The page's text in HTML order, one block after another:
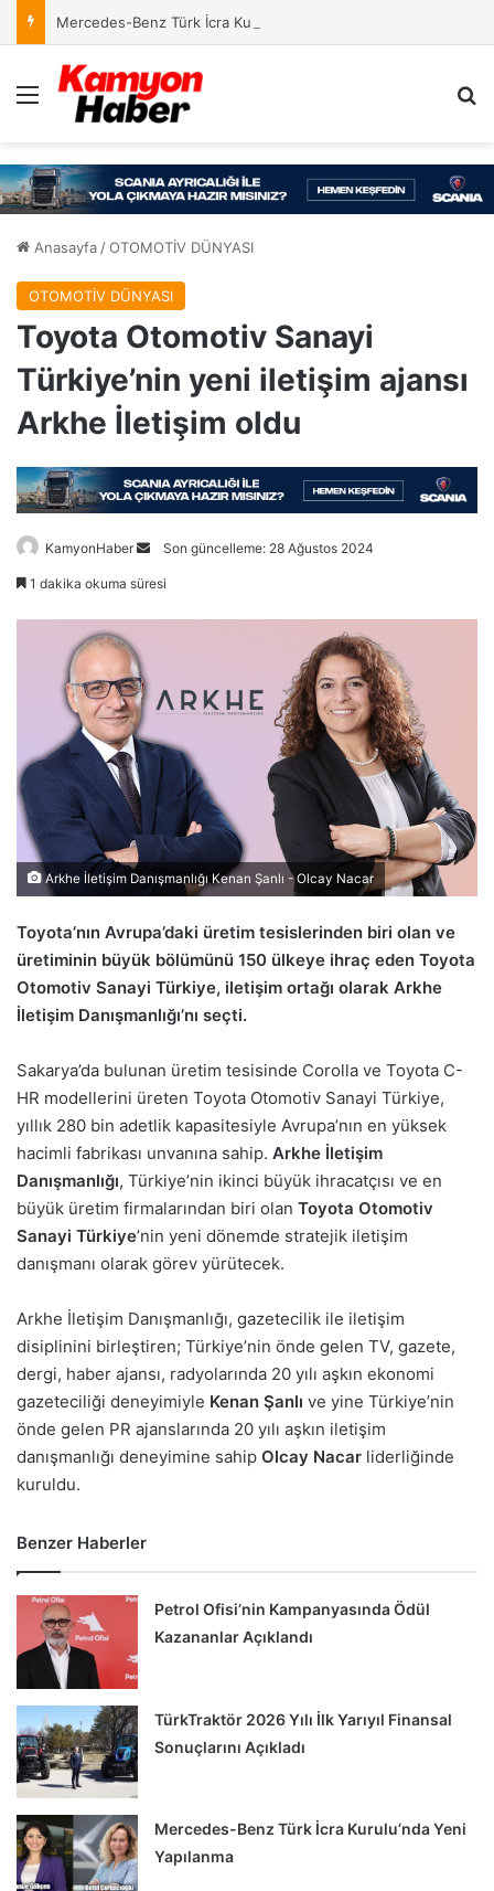
Mercedes-Benz Türk İcra Kurulu’nda Yeni Yapılanma
Menü
Anasayfa /OTOMOTİV DÜNYASI
OTOMOTİV DÜNYASI
Toyota Otomotiv Sanayi
Türkiye’nin yeni iletişim ajansı
Arkhe İletişim oldu
KamyonHaber
BirSon güncelleme: 28 Ağustos 2024
1 dakika okuma süresi
Arkhe İletişim Danışmanlığı Kenan Şanlı - Olcay Nacar
Toyota’nın Avrupa’daki üretim tesislerinden biri olan ve
üretiminin büyük bölümünü 150 ülkeye ihraç eden Toyota
Otomotiv Sanayi Türkiye, iletişim ortağı olarak Arkhe
İletişim Danışmanlığı’nı seçti.
Sakarya’da bulunan üretim tesisinde Corolla ve Toyota C-
HR modellerini üreten Toyota Otomotiv Sanayi Türkiye,
yıllık 280 bin adetlik kapasitesiyle Avrupa’nın en yüksek
hacimli fabrikası unvanına sahip. Arkhe İletişim
Danışmanlığı, Türkiye’nin ikinci büyük ihracatçısı ve en
büyük üretim firmalarından biri olan Toyota Otomotiv
Sanayi Türkiye’nin yeni dönemde stratejik iletişim
danışmanı olarak görev yürütecek.
Arkhe İletişim Danışmanlığı, gazetecilik ile iletişim
disiplinini birleştiren; Türkiye’nin önde gelen TV, gazete,
dergi, haber ajansı, radyolarında 20 yılı aşkın ekonomi
gazeteciliği deneyimiyle Kenan Şanlı ve yine Türkiye’nin
önde gelen PR ajanslarında 20 yılı aşkın iletişim
danışmanlığı deneyimine sahip Olcay Nacar liderliğinde
kuruldu.
Benzer Haberler
Petrol Ofisi’nin Kampanyasında Ödül
Kazananlar Açıklandı
TürkTraktör 2026 Yılı İlk Yarıyıl Finansal
Sonuçlarını Açıkladı
Mercedes-Benz Türk İcra Kurulu’nda Yeni
Yapılanma